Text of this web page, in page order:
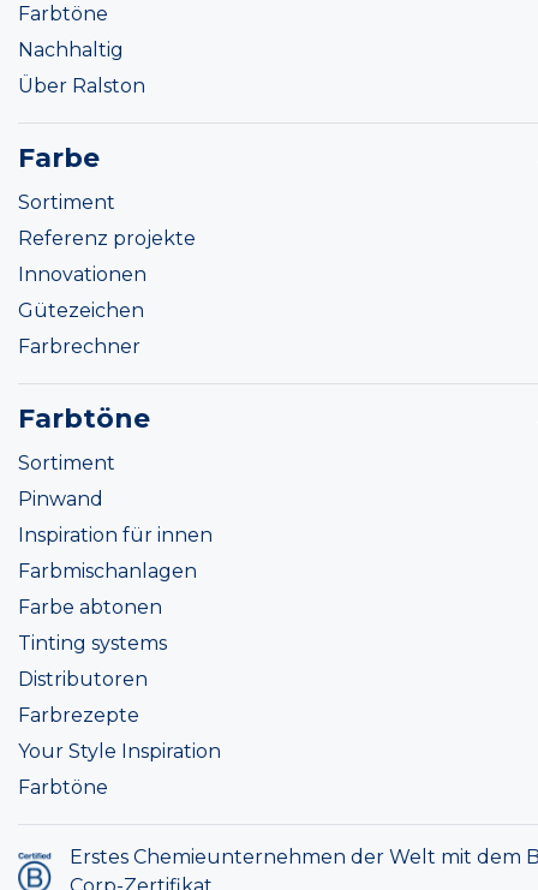
Farbtöne
Nachhaltig
Über Ralston
Farbe
Sortiment
Referenz projekte
Innovationen
Gütezeichen
Farbrechner
Farbtöne
Sortiment
Pinwand
Inspiration für innen
Farbmischanlagen
Farbe abtonen
Tinting systems
Distributoren
Farbrezepte
Your Style Inspiration
Farbtöne
Erstes Chemieunternehmen der Welt mit dem
Corp-Zertifikat